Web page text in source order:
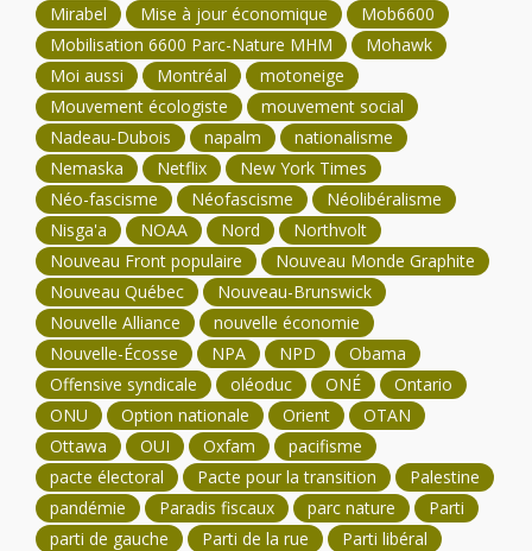
Mirabel
Mise à jour économique
Mob6600
Mobilisation 6600 Parc-Nature MHM
Mohawk
Moi aussi
Montréal
motoneige
Mouvement écologiste
mouvement social
Nadeau-Dubois
napalm
nationalisme
Nemaska
Netflix
New York Times
Néo-fascisme
Néofascisme
Néolibéralisme
Nisga'a
NOAA Nord
Northvolt
Nouveau Front populaire
Nouveau Monde Graphite
Nouveau Québec
Nouveau-Brunswick
Nouvelle Alliance
nouvelle économie
Nouvelle-Écosse
NPA NPD
Obama
Offensive syndicale
oléoduc ONÉ
Ontario
ONU
Option nationale Orient
OTAN
Ottawa
OUI Oxfam
pacifisme
pacte électoral
Pacte pour la transition
Palestine
pandémie
Paradis fiscaux parc nature
Parti
parti de gauche
Parti de la rue
Parti libéral